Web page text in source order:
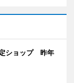
ショップ 昨年